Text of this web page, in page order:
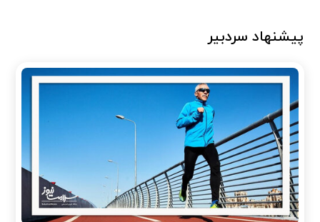
پیشنهاد سردبیر